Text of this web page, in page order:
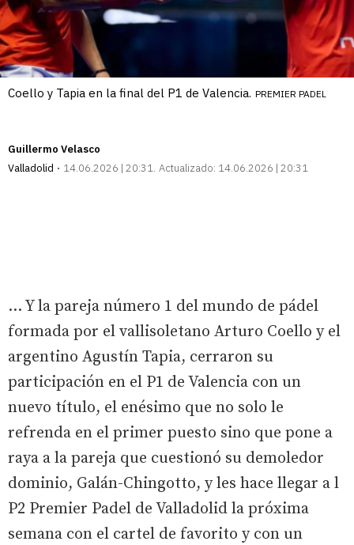
Coello y Tapia en la final del P1 de Valencia. PREMIER PADEL
Guillermo Velasco
Valladolid
14.06.2026 | 20:31 Actualizado: 14.06.2026 | 20:31
... Y la pareja número 1 del mundo de pádel
formada por el vallisoletano Arturo Coello y el
argentino Agustín Tapia, cerraron su
participación en el P1 de Valencia con un
nuevo título, el enésimo que no solo le
refrenda en el primer puesto sino que pone a
raya a la pareja que cuestionó su demoledor
dominio, Galán-Chingotto, y les hace llegar a l
P2 Premier Padel de Valladolid la próxima
semana con el cartel de favorito y con un